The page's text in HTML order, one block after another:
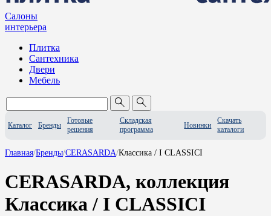
Салоны
интерьера
Плитка
Сантехника
Двери
Мебель
Каталог Бренды
Готовые
решения
Складская
программа
Новинки
Скачать
каталоги
Главная/Бренды/CERASARDA/Классика / I CLASSICI
CERASARDA, коллекция
Классика / I CLASSICI